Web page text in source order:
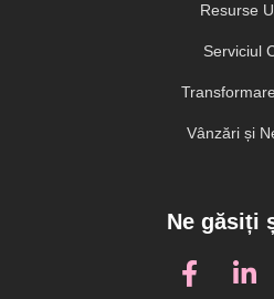
Resurse
Serviciul
Vânzări și
Ne găsiți